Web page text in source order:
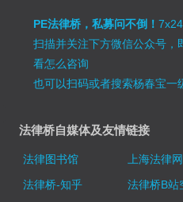
PE法律桥，私募问不倒！7x24
扫描并关注下方微信公众号，
看怎么咨询
也可以扫码或者搜索杨春宝
法律桥自媒体及友情链接
法律图书馆 上海法律网
法律桥-知乎
法律桥B站